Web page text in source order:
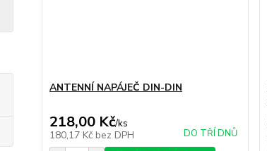
ANTENNÍ NAPÁJEČ DIN-DIN
218,00 Kč/ks
180,17 Kč bez DPH DO TŘÍ DNŮ